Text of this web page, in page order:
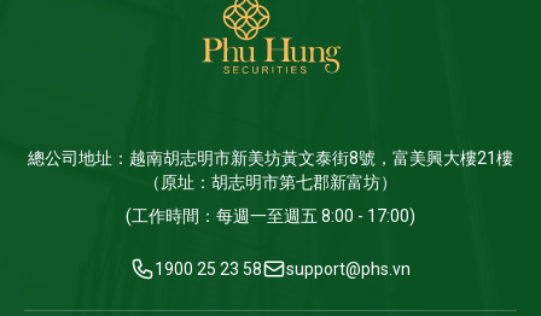
總公司地址：越南胡志明市新美坊黃文泰街8號，富美興大樓21樓
（原址：胡志明市第七郡新富坊）
(工作時間：每週一至週五 8:00 - 17:00)
1900 25 23 58 support@phs.vn